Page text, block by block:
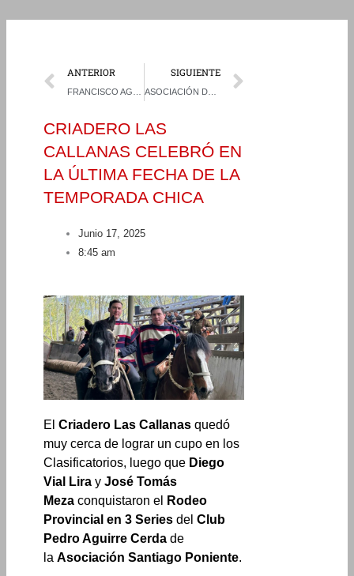
Prev
ANTERIOR SIGUIENTE
ASOCIACIÓN DE RODEO MAGALLANES CELEBRÓ A SUS MEJORES DE LA PASADA TEMPORADA
CRIADERO LAS
CALLANAS CELEBRÓ EN
LA ÚLTIMA FECHA DE LA
TEMPORADA CHICA
Junio 17, 2025
8:45 am
ElCriadero Las Callanasquedó
muy cerca de lograr un cupo en los
Clasificatorios, luego que Diego
Vial LirayJosé Tomás
Mezaconquistaron el
Rodeo
Provincial en 3 SeriesdelClub
Pedro Aguirre Cerdade
laAsociación Santiago Poniente.